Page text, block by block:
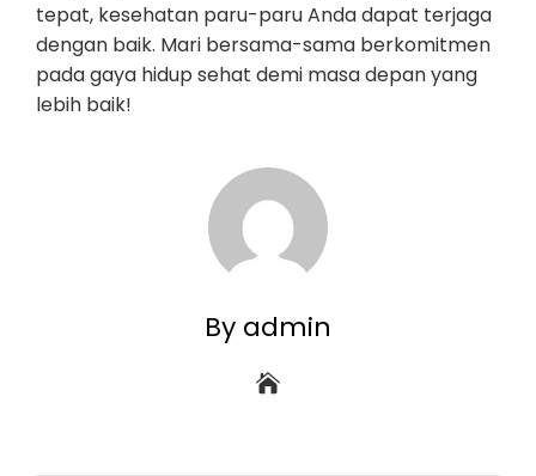
tepat, kesehatan paru-paru Anda dapat terjaga
dengan baik. Mari bersama-sama berkomitmen
pada gaya hidup sehat demi masa depan yang
lebih baik!
By admin